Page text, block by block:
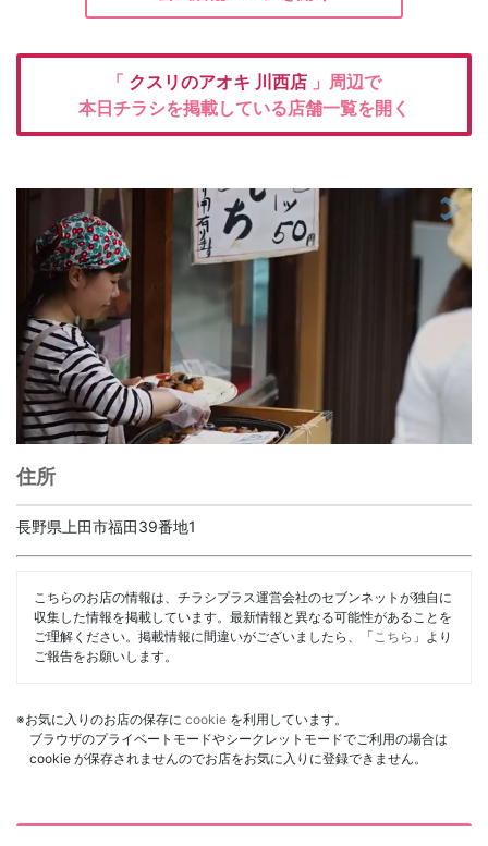
「 クスリのアオキ 川西店 」周辺で
本日チラシを掲載している店舗一覧を開く
住所
長野県上田市福田39番地1
こちらのお店の情報は、チラシプラス運営会社のセブンネットが独自に
収集した情報を掲載しています。最新情報と異なる可能性があることを
ご理解ください。掲載情報に間違いがございましたら、「 こちら 」より
ご報告をお願いします。
※お気に入りのお店の保存に cookie を利用しています。
ブラウザのプライベートモードやシークレットモードでご利用の場合は
cookie が保存されませんのでお店をお気に入りに登録できません。